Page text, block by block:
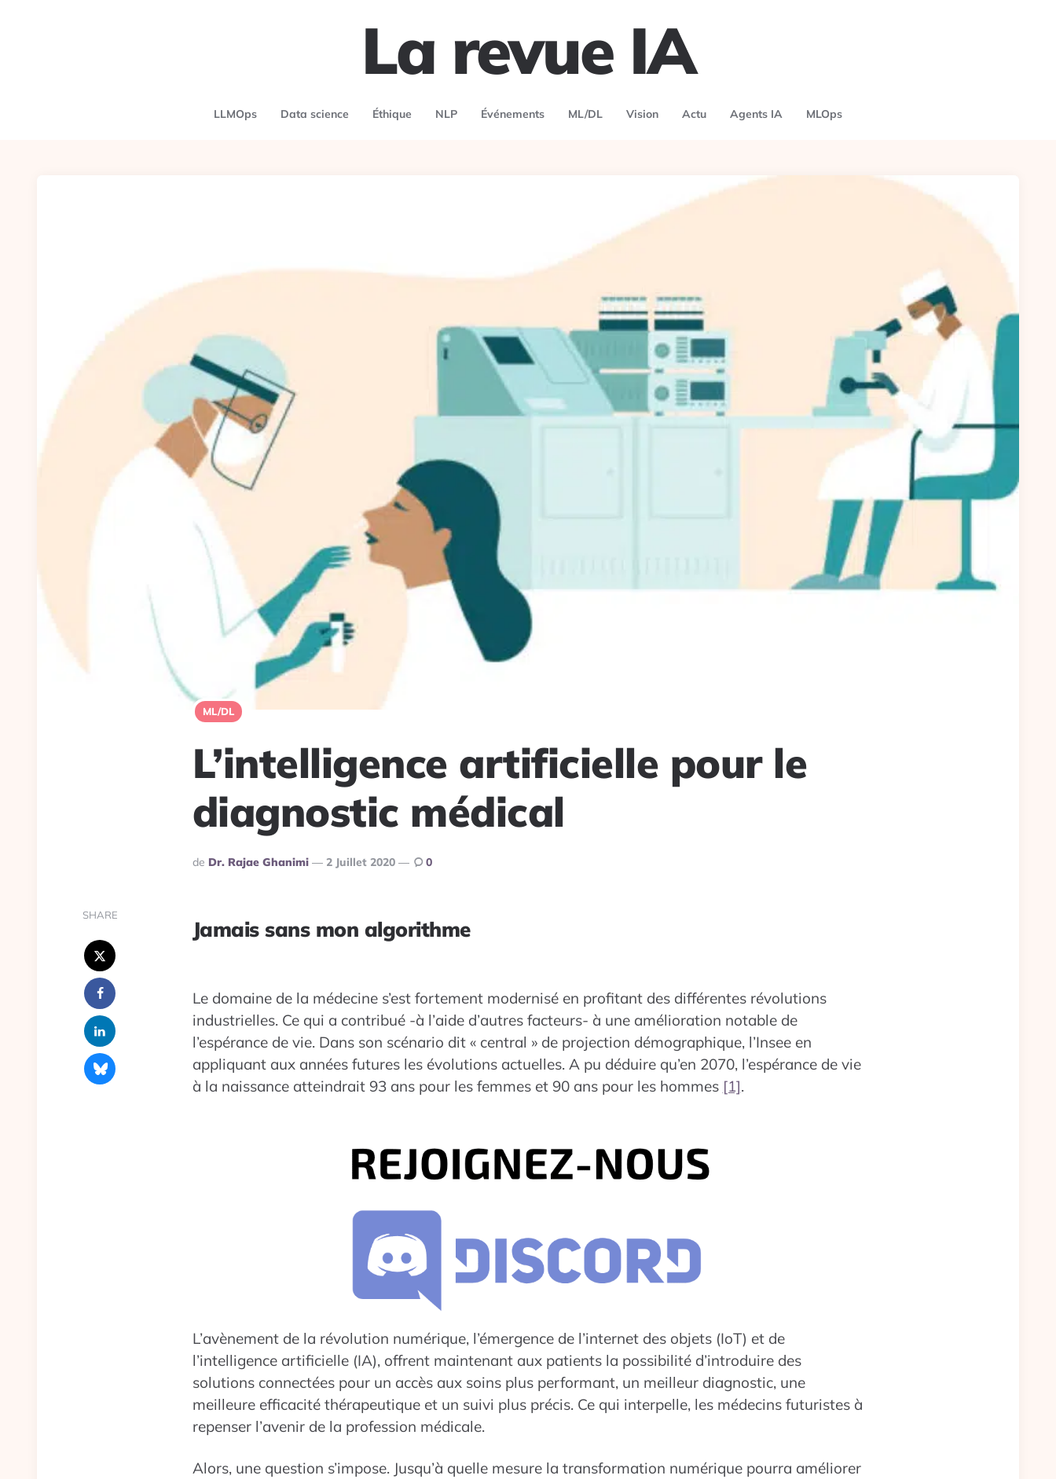
La revue IA
LLMOps Data science Éthique NLP Événements ML/DL Vision Actu Agents IA MLOps
ML/DL
L’intelligence artificielle pour le
diagnostic médical
Publié
De Dr. Rajae Ghanimi 2 Juillet 2020 0
SHARE
Jamais sans mon algorithme
Le domaine de la médecine s’est fortement modernisé en profitant des différentes révolutions
industrielles. Ce qui a contribué -à l’aide d’autres facteurs- à une amélioration notable de
l’espérance de vie. Dans son scénario dit « central » de projection démographique, l’Insee en
appliquant aux années futures les évolutions actuelles. A pu déduire qu’en 2070, l’espérance de vie
à la naissance atteindrait 93 ans pour les femmes et 90 ans pour les hommes [1].
L’avènement de la révolution numérique, l’émergence de l’internet des objets (IoT) et de
l’intelligence artificielle (IA), offrent maintenant aux patients la possibilité d’introduire des
solutions connectées pour un accès aux soins plus performant, un meilleur diagnostic, une
meilleure efficacité thérapeutique et un suivi plus précis. Ce qui interpelle, les médecins futuristes à
repenser l’avenir de la profession médicale.
Alors, une question s’impose. Jusqu’à quelle mesure la transformation numérique pourra améliorer